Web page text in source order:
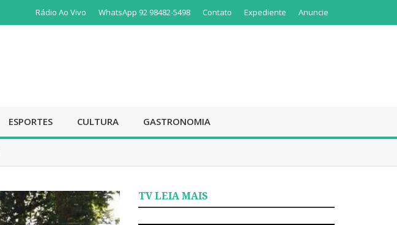
Anuncie
Expediente
Contato
WhatsApp 92 98482-5498
Rádio Ao Vivo
ESPORTES CULTURA GASTRONOMIA
TV LEIA MAIS